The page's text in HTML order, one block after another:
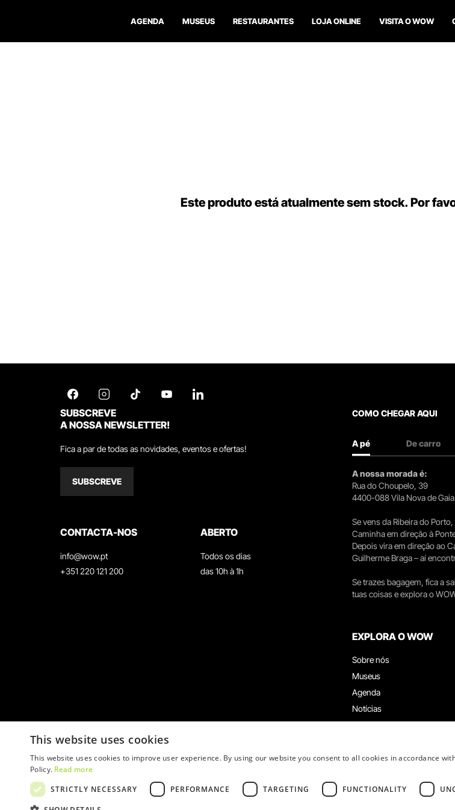
AGENDA MUSEUS RESTAURANTES LOJA ONLINE VISITA O WOW
Este produto está atualmente sem stock. Por
SUBSCREVE
A NOSSA NEWSLETTER!
Fica a par de todas as novidades, eventos e ofertas!
SUBSCREVE
CONTACTA-NOS
info@wow.pt
+351 220 121 200
ABERTO
Todos os dias
das 10h à 1h
COMO CHEGAR AQUI
A pé De carro
A nossa morada é:
Rua do Choupelo, 39
4400-088 Vila Nova de Gaia
Se vens da Ribeira do
Caminha em direção à
Depois vira em direção ao
Guilherme Braga – aí
Se trazes bagagem, fica a
tuas coisas e explora o
EXPLORA O WOW
Sobre nós
Museus
Agenda
Notícias
Restaurantes
Grupos e Eventos
This website uses cookies
This website uses cookies to improve user experience. By using our website you consent to all cookies in accordance
Policy. Read more
STRICTLY NECESSARY
PERFORMANCE TARGETING FUNCTIONALITY